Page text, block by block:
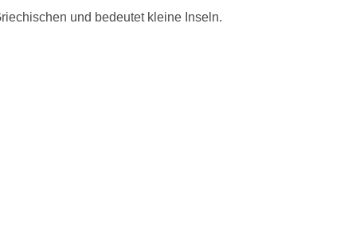
und bedeutet kleine Inseln.